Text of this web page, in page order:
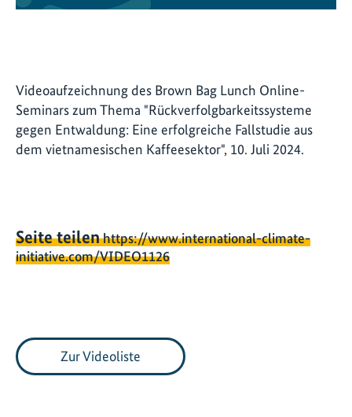
Videoaufzeichnung des Brown Bag Lunch Online-
Seminars zum Thema "Rückverfolgbarkeitssysteme
gegen Entwaldung: Eine erfolgreiche Fallstudie aus
dem vietnamesischen Kaffeesektor", 10. Juli 2024.
Seite teilenhttps://www.international-climate-
initiative.com/VIDEO1126
Zur Videoliste